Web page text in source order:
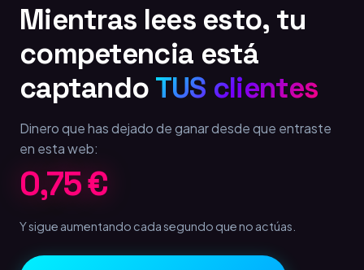
Mientras lees esto, tu
competencia está
captando TUS clientes
Dinero que has dejado de ganar desde que entraste
en esta web:
1,00 €
Y sigue aumentando cada segundo que no actúas.